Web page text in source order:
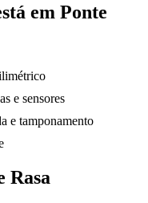
em Ponte
e sensores
e tamponamento
Rasa